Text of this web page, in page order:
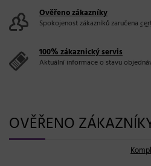
Ověřeno zákazníky
Spokojenost zákazníků zaručena
100% zákaznický servis
Aktuální informace o stavu
OVĚŘENO